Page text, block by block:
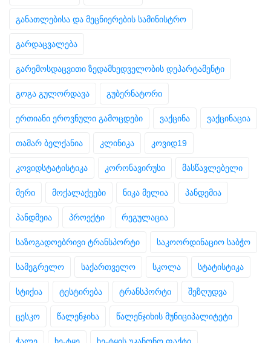
განათლებისა და მეცნიერების სამინისტრო
გარდაცვალება
გარემოსდაცვითი ზედამხედველობის დეპარტამენტი
გოგა გულორდავა გუბერნატორი
ერთიანი ეროვნული გამოცდები ვაქცინა ვაქცინაცია
თამარ ბელქანია კლინიკა კოვიდ19
კოვიდსტატისტიკა კორონავირუსი მასწავლებელი
მერი მოქალაქეები ნიკა მელია პანდემია
პანდმეია პროექტი რეგულაცია
საზოგადოებრივი ტრანსპორტი საკოორდინაციო საბჭო
სამეგრელო საქართველო სკოლა სტატისტიკა
სტიქია ტესტირება ტრანსპორტი შეზღუდვა
ცესკო წალენჯიხა წალენჯიხის მუნიციპალიტეტი